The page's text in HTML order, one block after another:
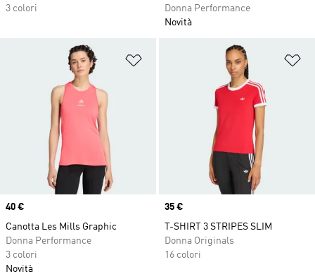
3 colori
Donna Performance
Novità
Aggiungi alla lista dei desideri
Price
40 €
Canotta Les Mills Graphic
Donna Performance
3 colori
Novità
Price
35 €
T-SHIRT 3 STRIPES SLIM
Donna Originals
16 colori